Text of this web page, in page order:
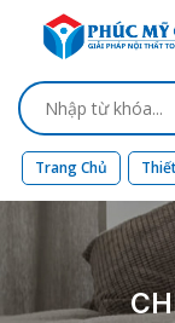
Trang Chủ